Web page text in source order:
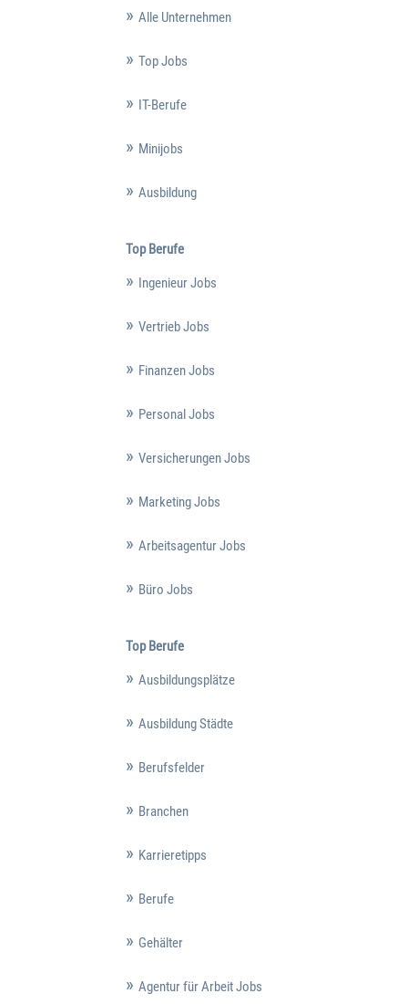
Alle Unternehmen
Top Jobs
IT-Berufe
Minijobs
Ausbildung
Top Berufe
Ingenieur Jobs
Vertrieb Jobs
Finanzen Jobs
Personal Jobs
Versicherungen Jobs
Marketing Jobs
Arbeitsagentur Jobs
Büro Jobs
Top Berufe
Ausbildungsplätze
Ausbildung Städte
Berufsfelder
Branchen
Karrieretipps
Berufe
Gehälter
Agentur für Arbeit Jobs